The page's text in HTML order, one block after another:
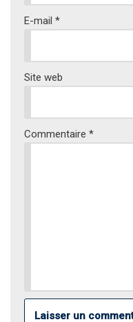
E-mail *
Site web
Commentaire *